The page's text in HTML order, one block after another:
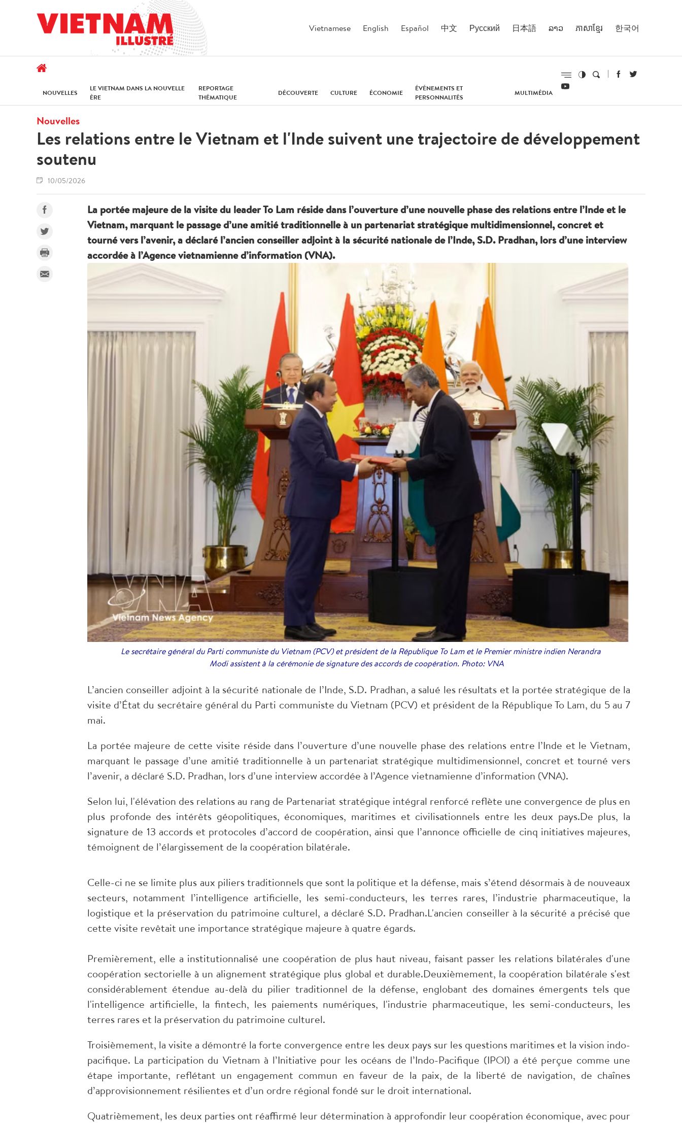
Vietnamese English Español 中文 Русский 日本語 ລາວ ភាសាខ្មែរ 한국어
NOUVELLES
LE VIETNAM DANS LA NOUVELLE
ÈRE
REPORTAGE
THÉMATIQUE
DÉCOUVERTE CULTURE ÉCONOMIE
ÉVÉNEMENTS ET
PERSONNALITÉS
MULTIMÉDIA
Nouvelles
Les relations entre le Vietnam et l'Inde suivent une trajectoire de développement
soutenu
10/05/2026
La portée majeure de la visite du leader To Lam réside dans l’ouverture d’une nouvelle phase des relations entre l’Inde et le
Vietnam, marquant le passage d’une amitié traditionnelle à un partenariat stratégique multidimensionnel, concret et
tourné vers l’avenir, a déclaré l’ancien conseiller adjoint à la sécurité nationale de l’Inde, S.D. Pradhan, lors d’une interview
accordée à l’Agence vietnamienne d’information (VNA).
Le secrétaire général du Parti communiste du Vietnam (PCV) et président de la République To Lam et le Premier ministre indien Nerandra
Modi assistent à la cérémonie de signature des accords de coopération. Photo: VNA
L’ancien conseiller adjoint à la sécurité nationale de l’Inde, S.D. Pradhan, a salué les résultats et la portée stratégique de la
visite d’État du secrétaire général du Parti communiste du Vietnam (PCV) et président de la République To Lam, du 5 au 7
mai.
La portée majeure de cette visite réside dans l’ouverture d’une nouvelle phase des relations entre l’Inde et le Vietnam,
marquant le passage d’une amitié traditionnelle à un partenariat stratégique multidimensionnel, concret et tourné vers
l’avenir, a déclaré S.D. Pradhan, lors d’une interview accordée à l’Agence vietnamienne d’information (VNA).
Selon lui, l'élévation des relations au rang de Partenariat stratégique intégral renforcé reflète une convergence de plus en
plus profonde des intérêts géopolitiques, économiques, maritimes et civilisationnels entre les deux pays.De plus, la
signature de 13 accords et protocoles d’accord de coopération, ainsi que l’annonce officielle de cinq initiatives majeures,
témoignent de l’élargissement de la coopération bilatérale.
Celle-ci ne se limite plus aux piliers traditionnels que sont la politique et la défense, mais s’étend désormais à de nouveaux
secteurs, notamment l’intelligence artificielle, les semi-conducteurs, les terres rares, l’industrie pharmaceutique, la
logistique et la préservation du patrimoine culturel, a déclaré S.D. Pradhan.L'ancien conseiller à la sécurité a précisé que
cette visite revêtait une importance stratégique majeure à quatre égards.
Premièrement, elle a institutionnalisé une coopération de plus haut niveau, faisant passer les relations bilatérales d'une
coopération sectorielle à un alignement stratégique plus global et durable.Deuxièmement, la coopération bilatérale s'est
considérablement étendue au-delà du pilier traditionnel de la défense, englobant des domaines émergents tels que
l'intelligence artificielle, la fintech, les paiements numériques, l'industrie pharmaceutique, les semi-conducteurs, les
terres rares et la préservation du patrimoine culturel.
Troisièmement, la visite a démontré la forte convergence entre les deux pays sur les questions maritimes et la vision indo-
pacifique. La participation du Vietnam à l’Initiative pour les océans de l’Indo-Pacifique (IPOI) a été perçue comme une
étape importante, reflétant un engagement commun en faveur de la paix, de la liberté de navigation, de chaînes
d’approvisionnement résilientes et d’un ordre régional fondé sur le droit international.
Quatrièmement, les deux parties ont réaffirmé leur détermination à approfondir leur coopération économique, avec pour